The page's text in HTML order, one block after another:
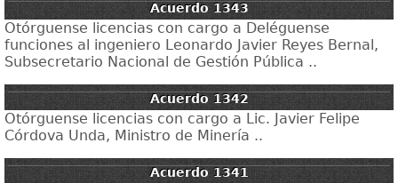
Acuerdo 1343
Otórguense licencias con cargo a Deléguense
funciones al ingeniero Leonardo Javier Reyes Bernal,
Subsecretario Nacional de Gestión Pública ..
Acuerdo 1342
Otórguense licencias con cargo a Lic. Javier Felipe
Córdova Unda, Ministro de Minería ..
Acuerdo 1341